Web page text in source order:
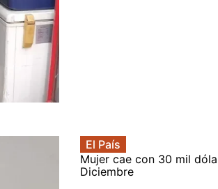
El País
Mujer cae con 30 mil
Diciembre